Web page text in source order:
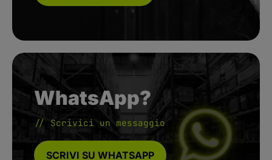
WhatsApp?
// Scrivici un messaggio
SCRIVI SU WHATSAPP